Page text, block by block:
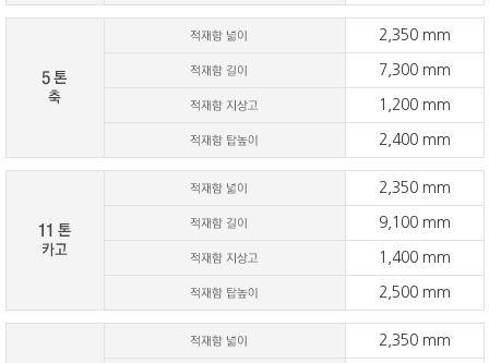
2,350 mm
7,300 mm
1,200 mm
2,400 mm
2,350 mm
9,100 mm
1,400 mm
2,500 mm
2,350 mm